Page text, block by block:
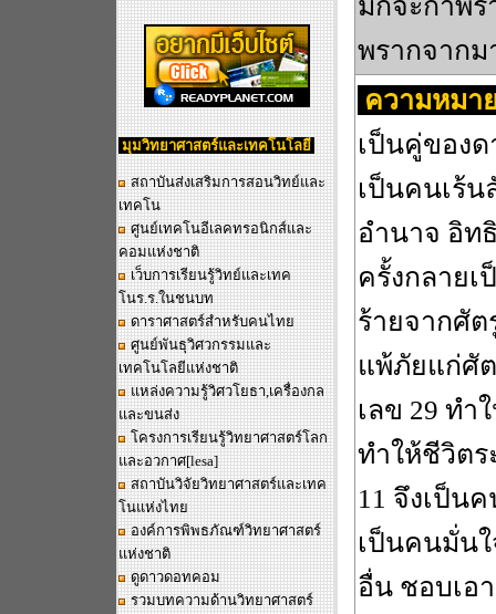
มุมวิทยาศาสตร์และเทคโนโลยี
สถาบันส่งเสริมการสอนวิทย์และ
เทคโน
ศูนย์เทคโนอีเลคทรอนิกส์และ
คอมแห่งชาติ
เว็บการเรียนรู้วิทย์และเทค
โนร.ร.ในชนบท
ดาราศาสตร์สำหรับคนไทย
ศูนย์พันธุวิศวกรรมและ
เทคโนโลยีแห่งชาติ
แหล่งความรู้วิศวโยธา,เครื่องกล
และขนส่ง
โครงการเรียนรู้วิทยาศาสตร์โลก
และอวกาศ[lesa]
สถาบันวิจัยวิทยาศาสตร์และเทค
โนแห่งไทย
องค์การพิพธภัณฑ์วิทยาศาสตร์
แห่งชาติ
ดูดาวดอทคอม
รวมบทความด้านวิทยาศาสตร์
มักจะกำพร้
พรากจากม
ความหมา
เป็นคู่ของ
เป็นคนเร้น
อำนาจ อิท
ครั้งกลาย
ร้ายจากศั
แพ้ภัยแก่ศั
เลข 29 ท
ทำให้ชีวิตร
11 จึงเป็น
เป็นคนมั่น
อื่น ชอบเอ